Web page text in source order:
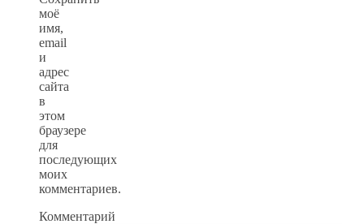
моё
имя,
email
и
адрес
сайта
в
этом
браузере
для
последующих
моих
комментариев.
Комментарий